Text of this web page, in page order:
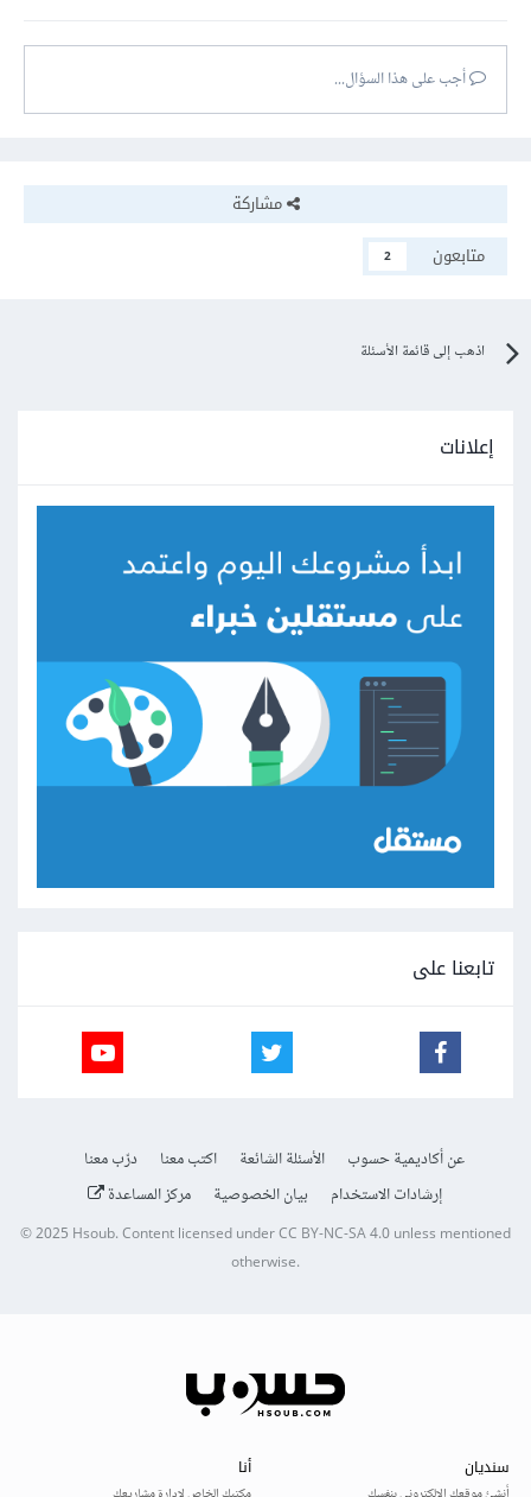
أجب على هذا السؤال...
مشاركة
متابعون
2
اذهب إلى قائمة الأسئلة
إعلانات
تابعنا على
عن أكاديمية حسوب الأسئلة الشائعة اكتب معنا
درّب معنا
إرشادات الاستخدام
بيان الخصوصية مركز المساعدة
© 2025Hsoub.Content licensed underCC BY-NC-SA 4.0unless mentioned
otherwise.